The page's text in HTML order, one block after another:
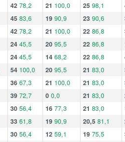
42 78,2 21 100,0 25 98,1
45 83,6 19 90,9 23 90,6
42 78,2 21 100,0 22 86,8
24 45,5 20 95,5 22 86,8
24 45,5 14 68,2 22 86,8
54 100,0 20 95,5 21 83,0
36 67,3 21 100,0 21 83,0
39 72,7 0 0,0 21 83,0
30 56,4 16 77,3 21 83,0
33 61,8 19 90,9 20,5 81,1
30 56,4 12 59,1 19 75,5